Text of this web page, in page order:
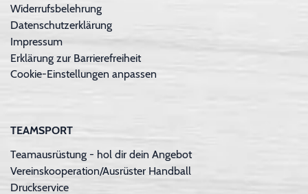
Widerrufsbelehrung
Datenschutzerklärung
Impressum
Erklärung zur Barrierefreiheit
Cookie-Einstellungen anpassen
TEAMSPORT
Teamausrüstung - hol dir dein Angebot
Vereinskooperation/Ausrüster Handball
Druckservice